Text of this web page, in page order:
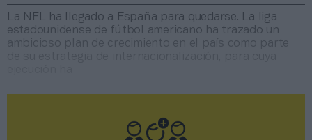
La NFL ha llegado a España para quedarse. La liga
estadounidense de fútbol americano ha trazado un
ambicioso plan de crecimiento en el país como parte